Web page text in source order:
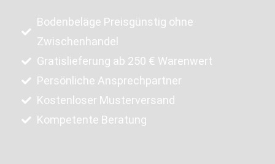
Bodenbeläge Preisgünstig ohne
Zwischenhandel
Gratislieferung ab 250 € Warenwert
Persönliche Ansprechpartner
Kostenloser Musterversand
Kompetente Beratung